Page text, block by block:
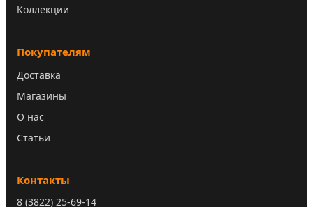
Коллекции
Покупателям
Доставка
Магазины
О нас
Статьи
Контакты
8 (3822) 25-69-14